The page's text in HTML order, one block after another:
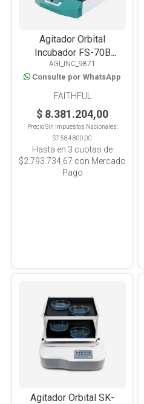
Agitador Orbital
Incubador FS-70B
Digital, LCD, Frío-Calor
4°C-65°C, Plataforma
Universal
AGI_INC_9871
Consulte por WhatsApp
FAITHFUL
$ 8.381.204,00
Precio Sin Impuestos Nacionales:
$7.584.800,00
Hasta en 3 cuotas de
$2.793.734,67 con Mercado
Pago
Agitador Orbital SK-